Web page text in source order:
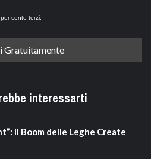
conto terzi.
interessarti
Il Boom delle Leghe Create